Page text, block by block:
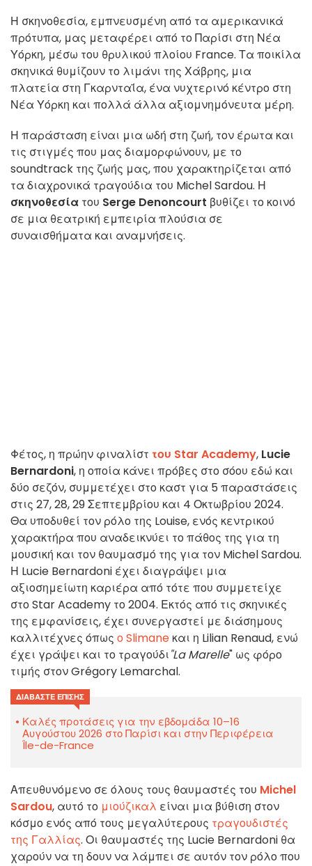
Η σκηνοθεσία, εμπνευσμένη από τα αμερικανικά
πρότυπα, μας μεταφέρει από το Παρίσι στη Νέα
Υόρκη, μέσω του θρυλικού πλοίου France. Τα ποικίλα
σκηνικά θυμίζουν το λιμάνι της Χάβρης, μια
πλατεία στη Γκαρνταΐα, ένα νυχτερινό κέντρο στη
Νέα Υόρκη και πολλά άλλα αξιομνημόνευτα μέρη.
Η παράσταση είναι μια ωδή στη ζωή, τον έρωτα και
τις στιγμές που μας διαμορφώνουν, με το
soundtrack της ζωής μας, που χαρακτηρίζεται από
τα διαχρονικά τραγούδια του Michel Sardou. Η
σκηνοθεσία του Serge Denoncourt βυθίζει το κοινό
σε μια θεατρική εμπειρία πλούσια σε
συναισθήματα και αναμνήσεις.
Φέτος, η πρώην φιναλίστ του Star Academy, Lucie
Bernardoni, η οποία κάνει πρόβες στο σόου εδώ και
δύο σεζόν, συμμετέχει στο καστ για 5 παραστάσεις
στις 27, 28, 29 Σεπτεμβρίου και 4 Οκτωβρίου 2024.
Θα υποδυθεί τον ρόλο της Louise, ενός κεντρικού
χαρακτήρα που αναδεικνύει το πάθος της για τη
μουσική και τον θαυμασμό της για τον Michel Sardou.
Η Lucie Bernardoni έχει διαγράψει μια
αξιοσημείωτη καριέρα από τότε που συμμετείχε
στο Star Academy το 2004. Εκτός από τις σκηνικές
της εμφανίσεις, έχει συνεργαστεί με διάσημους
καλλιτέχνες όπως ο Slimane και η Lilian Renaud, ενώ
έχει γράψει και το τραγούδι"La Marelle" ως φόρο
τιμής στον Grégory Lemarchal.
ΔΙΑΒΆΣΤΕ ΕΠΊΣΗΣ
Καλές προτάσεις για την εβδομάδα 10–16
Αυγούστου 2026 στο Παρίσι και στην Περιφέρεια
Île-de-France
Απευθυνόμενο σε όλους τους θαυμαστές του Michel
Sardou, αυτό το μιούζικαλ είναι μια βύθιση στον
κόσμο ενός από τους μεγαλύτερους τραγουδιστές
της Γαλλίας. Οι θαυμαστές της Lucie Bernardoni θα
χαρούν να τη δουν να λάμπει σε αυτόν τον ρόλο που